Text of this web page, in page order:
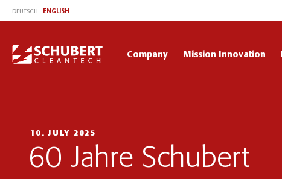
DEUTSCH ENGLISH
Company Mission Innovation
10. JULY 2025
60 Jahre Schubert